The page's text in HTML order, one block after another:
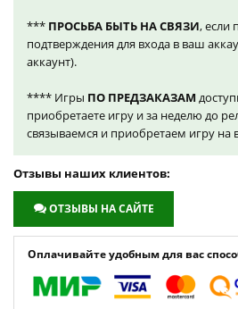
*** ПРОСЬБА БЫТЬ НА СВЯЗИ, если
подтверждения для входа в ваш
аккаунт).
**** Игры ПО ПРЕДЗАКАЗАМ
приобретаете игру и за неделю до
связываемся и приобретаем игру на
Отзывы наших клиентов:
ОТЗЫВЫ НА САЙТЕ
Оплачивайте удобным для вас